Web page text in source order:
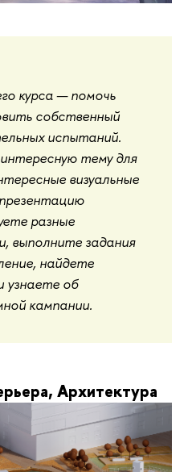
курса — помочь
собственный
испытаний.
тему для
визуальные
разные
выполните задания
найдете
узнаете об
кампании.
Архитектура